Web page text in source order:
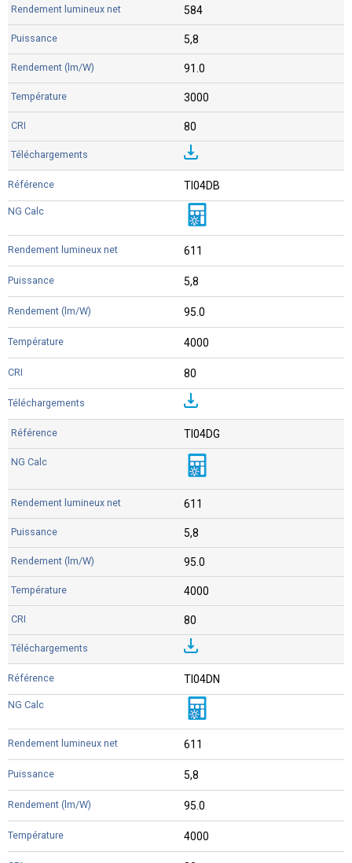
584
5,8
91.0
3000
80
TI04DB
611
5,8
95.0
4000
80
TI04DG
611
5,8
95.0
4000
80
TI04DN
611
5,8
95.0
4000